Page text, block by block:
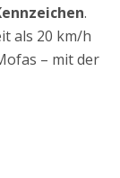
.
als 20 km/h
– mit der